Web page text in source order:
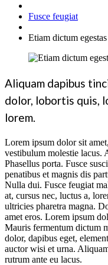
Fusce feugiat
Etiam dictum egestas
Aliquam dapibus
dolor, lobortis quis,
lorem.
Lorem ipsum dolor sit
vestibulum molestie lacus.
Phasellus porta. Fusce
penatibus et magnis dis
Nulla dui. Fusce feugiat
at, cursus nec, luctus a,
ultricies pharetra magna.
amet eros. Lorem ipsum
Mauris fermentum dictum
dolor, dapibus eget,
auctor wisi et urna.
rutrum ante eu lacus.